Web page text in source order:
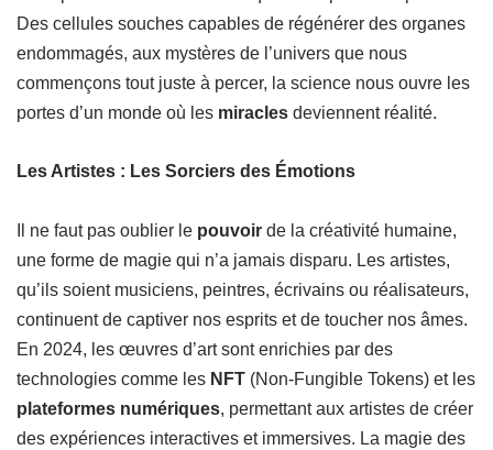
Des cellules souches capables de régénérer des organes
endommagés, aux mystères de l’univers que nous
commençons tout juste à percer, la science nous ouvre les
portes d’un monde où les miracles deviennent réalité.
Les Artistes : Les Sorciers des Émotions
Il ne faut pas oublier le pouvoir de la créativité humaine,
une forme de magie qui n’a jamais disparu. Les artistes,
qu’ils soient musiciens, peintres, écrivains ou réalisateurs,
continuent de captiver nos esprits et de toucher nos âmes.
En 2024, les œuvres d’art sont enrichies par des
technologies comme les NFT (Non-Fungible Tokens) et les
plateformes numériques, permettant aux artistes de créer
des expériences interactives et immersives. La magie des